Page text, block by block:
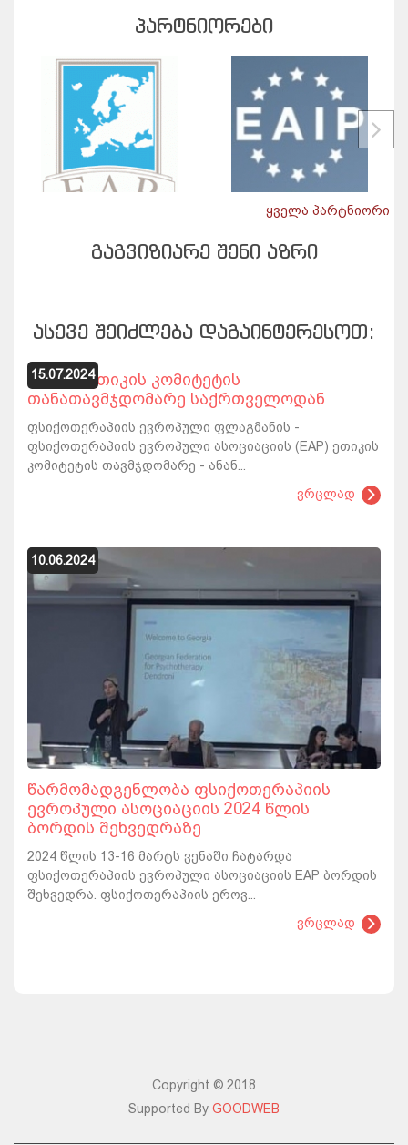
ᲞᲐᲠᲢᲜᲘᲝᲠᲔᲑᲘ
ყველა პარტნიორი
ᲒᲐᲒᲕᲘᲖᲘᲐᲠᲔ ᲨᲔᲜᲘ ᲐᲖᲠᲘ
ᲐᲡᲔᲕᲔ ᲨᲔᲘᲫᲚᲔᲑᲐ ᲓᲐᲒᲐᲘᲜᲢᲔᲠᲔᲡᲝᲗ:
EAP-ის ეთიკის კომიტეტის
თანათავმჯდომარე საქრთველოდან
ფსიქოთერაპიის ევროპული ფლაგმანის -
ფსიქოთერაპიის ევროპული ასოციაციის (EAP) ეთიკის
კომიტეტის თავმჯდომარე - ანან...
ვრცლად
15.07.2024
წარმომადგენლობა ფსიქოთერაპიის
ევროპული ასოციაციის 2024 წლის
ბორდის შეხვედრაზე
2024 წლის 13-16 მარტს ვენაში ჩატარდა
ფსიქოთერაპიის ევროპული ასოციაციის EAP ბორდის
შეხვედრა. ფსიქოთერაპიის ეროვ...
ვრცლად
10.06.2024
Copyright © 2018
Supported By GOODWEB